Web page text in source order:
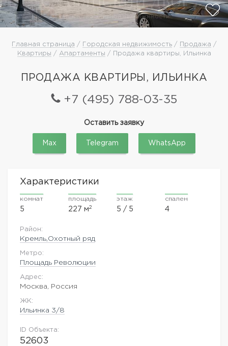
Главная страница / Городская недвижимость/ Продажа /
Квартиры / Апартаменты / Продажа квартиры, Ильинка
ПРОДАЖА КВАРТИРЫ, ИЛЬИНКА
+7 (495) 788-03-35
Оставить заявку
Max Telegram WhatsApp
Характеристики
комнат
5
площадь
227 м2
этаж
5 / 5
спален
4
Район:
Кремль,Охотный ряд
Метро:
Площадь Революции
Адрес:
Москва, Россия
ЖK:
Ильинка 3/8
ID Объекта:
52603